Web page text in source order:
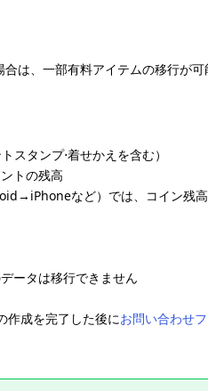
は、一部有料アイテムの移行が
スタンプ⋅着せかえを含む）
トの残高
など）では、コイン残高
ータは移行できません
作成を完了した後にお問い合わせ